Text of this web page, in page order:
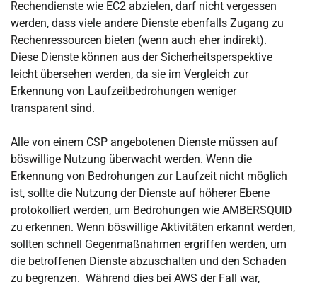
Rechendienste wie EC2 abzielen, darf nicht vergessen
werden, dass viele andere Dienste ebenfalls Zugang zu
Rechenressourcen bieten (wenn auch eher indirekt).
Diese Dienste können aus der Sicherheitsperspektive
leicht übersehen werden, da sie im Vergleich zur
Erkennung von Laufzeitbedrohungen weniger
transparent sind.
Alle von einem CSP angebotenen Dienste müssen auf
böswillige Nutzung überwacht werden. Wenn die
Erkennung von Bedrohungen zur Laufzeit nicht möglich
ist, sollte die Nutzung der Dienste auf höherer Ebene
protokolliert werden, um Bedrohungen wie AMBERSQUID
zu erkennen. Wenn böswillige Aktivitäten erkannt werden,
sollten schnell Gegenmaßnahmen ergriffen werden, um
die betroffenen Dienste abzuschalten und den Schaden
zu begrenzen. Während dies bei AWS der Fall war,